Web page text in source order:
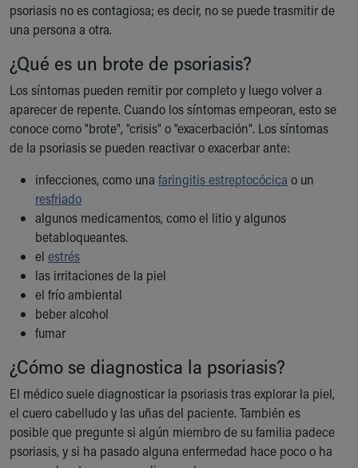
psoriasis no es contagiosa; es decir, no se puede trasmitir de
una persona a otra.
¿Qué es un brote de psoriasis?
Los síntomas pueden remitir por completo y luego volver a
aparecer de repente. Cuando los síntomas empeoran, esto se
conoce como "brote", "crisis" o "exacerbación". Los síntomas
de la psoriasis se pueden reactivar o exacerbar ante:
infecciones, como una faringitis estreptocócica o un
resfriado
algunos medicamentos, como el litio y algunos
betabloqueantes.
el estrés
las irritaciones de la piel
el frío ambiental
beber alcohol
fumar
¿Cómo se diagnostica la psoriasis?
El médico suele diagnosticar la psoriasis tras explorar la piel,
el cuero cabelludo y las uñas del paciente. También es
posible que pregunte si algún miembro de su familia padece
psoriasis, y si ha pasado alguna enfermedad hace poco o ha